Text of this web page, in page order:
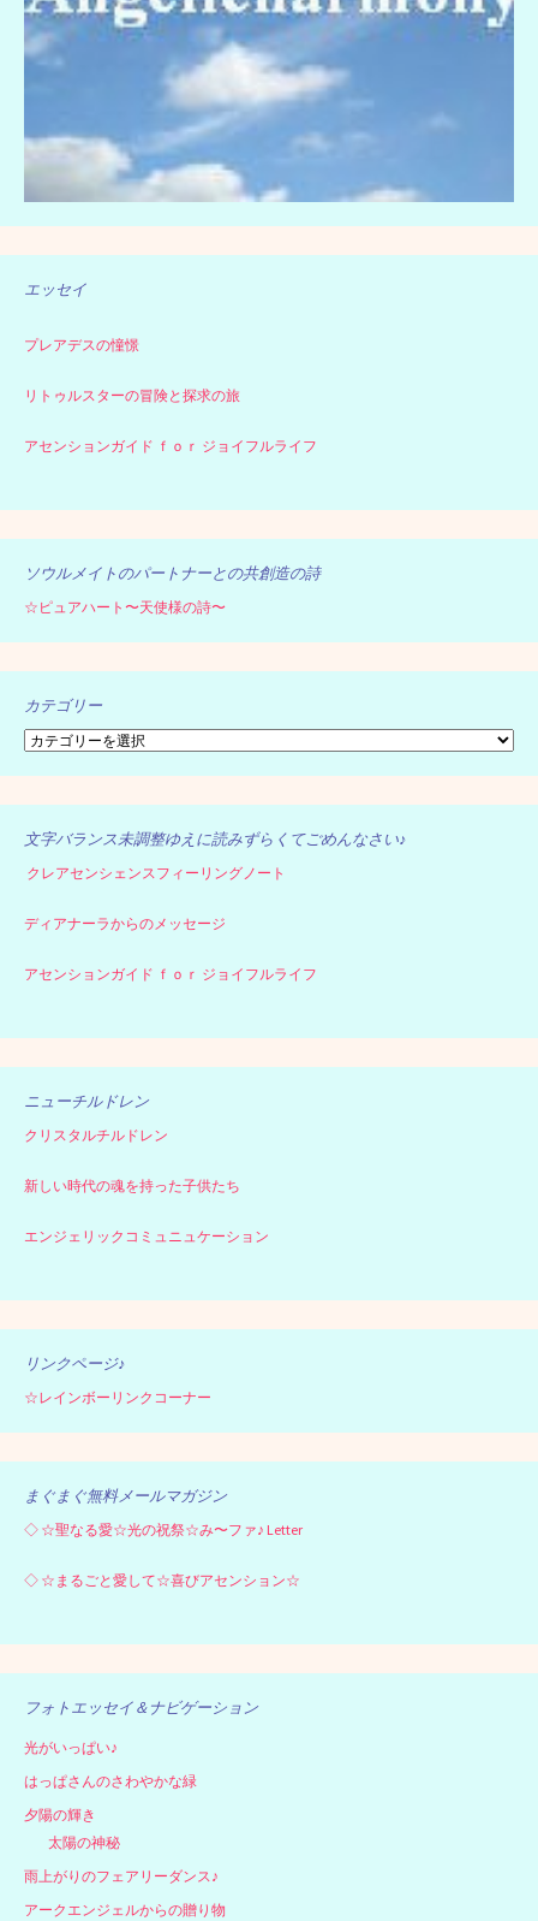
エッセイ
プレアデスの憧憬
リトゥルスターの冒険と探求の旅
アセンションガイド ｆｏｒ ジョイフルライフ
ソウルメイトのパートナーとの共創造の詩
☆ピュアハート〜天使様の詩〜
カテゴリー
カ
ゴ
リ
文字バランス未調整ゆえに読みずらくてごめんなさい♪
クレアセンシェンスフィーリングノート
ディアナーラからのメッセージ
アセンションガイド ｆｏｒ ジョイフルライフ
ニューチルドレン
クリスタルチルドレン
新しい時代の魂を持った子供たち
エンジェリックコミュニュケーション
リンクページ♪
☆レインボーリンクコーナー
まぐまぐ無料メールマガジン
◇ ☆聖なる愛☆光の祝祭☆み〜ファ♪ Letter
◇ ☆まるごと愛して☆喜びアセンション☆
フォトエッセイ＆ナビゲーション
光がいっぱい♪
はっぱさんのさわやかな緑
夕陽の輝き
太陽の神秘
雨上がりのフェアリーダンス♪
アークエンジェルからの贈り物